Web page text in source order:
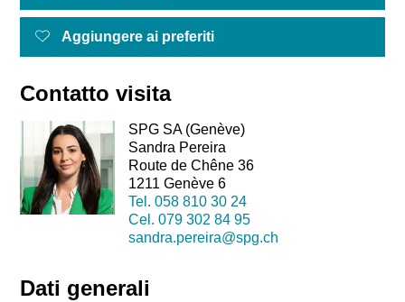
Aggiungere ai preferiti
Contatto visita
SPG SA (Genève)
Sandra Pereira
Route de Chêne 36
1211 Genève 6
Tel. 058 810 30 24
Cel. 079 302 84 95
sandra.pereira@spg.ch
Dati generali